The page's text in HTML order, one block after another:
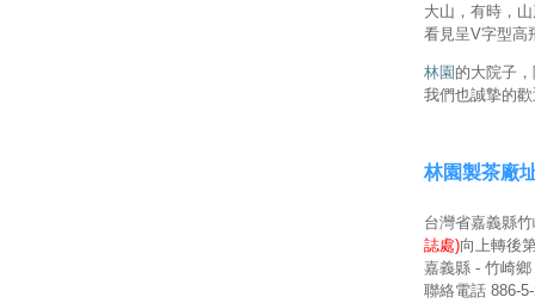
大山，有時，
看見呈V字型高
林園 的大院子
我們也誠摯的
林園製茶廠
台灣省嘉義縣
誌處)向上轉後
嘉義縣 - 竹崎鄉
聯絡電話 886-